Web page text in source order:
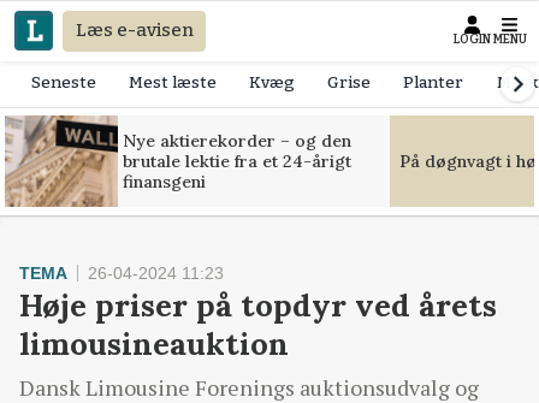
Læs e-avisen LOGIN MENU
Seneste Mest læste Kvæg Grise Planter
Nye aktierekorder – og den
brutale lektie fra et 24-årigt
finansgeni
På døgnvagt i
TEMA 26-04-2024 11:23
Høje priser på topdyr ved årets
limousineauktion
Dansk Limousine Forenings auktionsudvalg og